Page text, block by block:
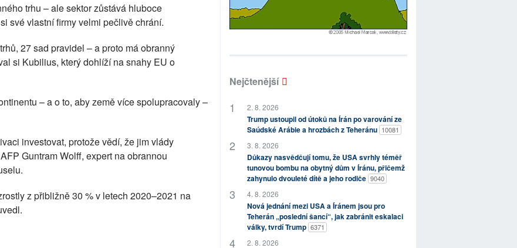
trhu – ale sektor zůstává hluboce
své vlastní firmy velmi pečlivě chrání.
27 sad pravidel – a proto má obranný
si Kubilius, který dohlíží na snahy EU o
– a o to, aby země více spolupracovaly –
investovat, protože vědí, že jim vlády
Guntram Wolff, expert na obrannou
z přibližně 30 % v letech 2020–2021 na
Nejčtenější
2. 8. 2026
Trump ustoupil od útoků na Írán po varování ze
Saúdské Arábie a hrozbách z Teheránu 10081
3. 8. 2026
Důkazy nasvědčují tomu, že USA svrhly téměř
tunovou bombu na obytný dům v Íránu, přičemž
zahynulo dvouleté dítě a jeho rodiče 9040
4. 8. 2026
Nová jednání mezi USA a Íránem jsou pro
Teherán „poslední šancí“, jak zabránit eskalaci
války, tvrdí Trump 6371
2. 8. 2026